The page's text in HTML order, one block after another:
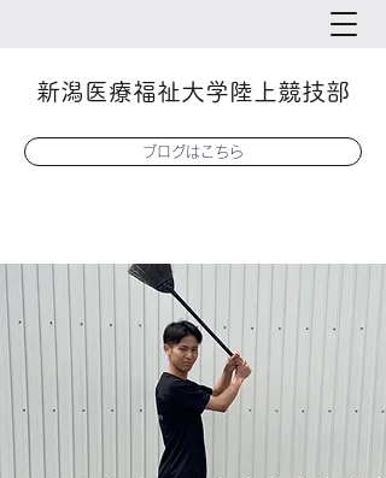
新潟医療福祉大学陸上競技部
ブログはこちら